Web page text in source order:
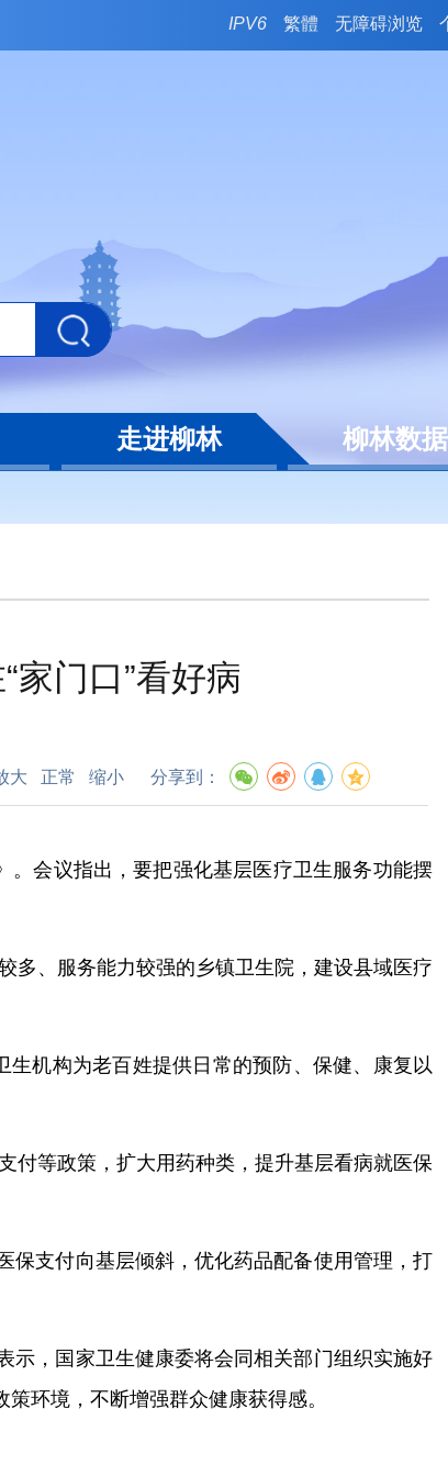
IPV6 繁體 无障碍浏览
走进柳林 柳林数据
家门口”看好病
大 正常 缩小 分享到：
会议指出，要把强化基层医疗卫生服务功能摆
多、服务能力较强的乡镇卫生院，建设县域医疗
机构为老百姓提供日常的预防、保健、康复以
付等政策，扩大用药种类，提升基层看病就医保
保支付向基层倾斜，优化药品配备使用管理，打
示，国家卫生健康委将会同相关部门组织实施好
环境，不断增强群众健康获得感。